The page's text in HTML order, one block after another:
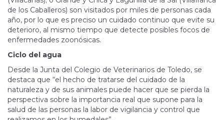
de los Caballeros) son visitados por miles de personas cada
año, por lo que es preciso un cuidado continuo que evite su
deterioro, al mismo tiempo que detecte posibles focos de
enfermedades zoonósicas.
Ciclo del agua
Desde la Junta del Colegio de Veterinarios de Toledo, se
destaca que “el hecho de tratarse del cuidado de la
naturaleza y de sus animales puede hacer que se pierda la
perspectiva sobre la importancia real que supone para la
salud de las personas la labor de vigilancia y control que